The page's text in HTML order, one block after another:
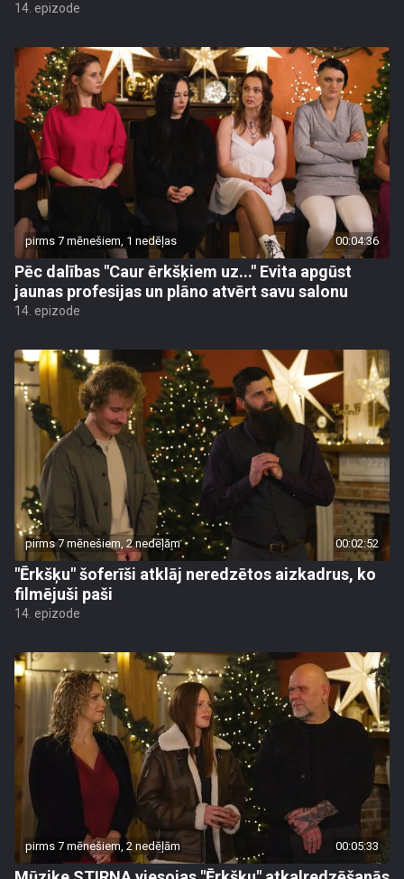
14. epizode
pirms 7 mēnešiem, 1 nedēļas 00:04:36
Pēc dalības "Caur ērkšķiem uz..." Evita apgūst
jaunas profesijas un plāno atvērt savu salonu
14. epizode
pirms 7 mēnešiem, 2 nedēļām 00:02:52
"Ērkšķu" šoferīši atklāj neredzētos aizkadrus, ko
filmējuši paši
14. epizode
pirms 7 mēnešiem, 2 nedēļām 00:05:33